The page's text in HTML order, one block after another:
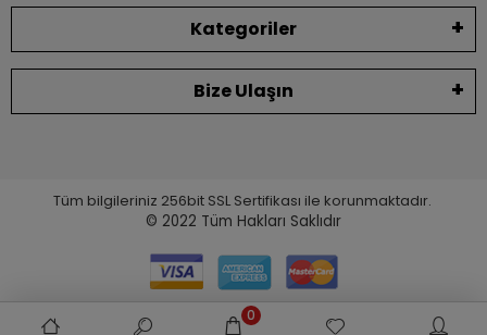
Kategoriler
Bize Ulaşın
Tüm bilgileriniz 256bit SSL Sertifikası ile korunmaktadır.
© 2022 Tüm Hakları Saklıdır
0